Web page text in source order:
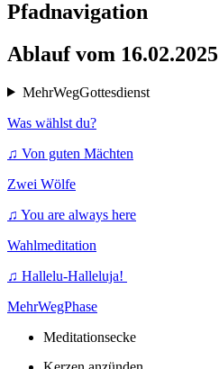
Pfadnavigation
Ablauf vom 16.02.2025
MehrWegGottesdienst
Was wählst du?
♫ Von guten Mächten
Zwei Wölfe
♫ You are always here
Wahlmeditation
♫ Hallelu-Halleluja!
MehrWegPhase
Meditationsecke